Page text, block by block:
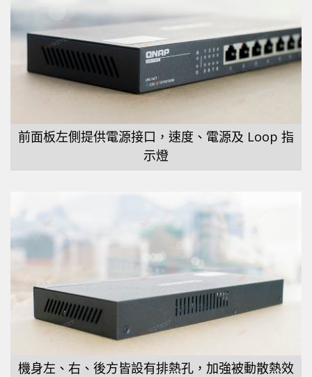
前面板左側提供電源接口，速度、電源及 Loop 指
示燈
機身左、右、後方皆設有排熱孔，加強被動散熱效